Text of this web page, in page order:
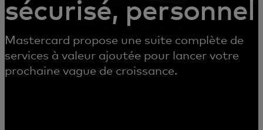
sécurisé, personnel
Mastercard propose une suite complète de
services à valeur ajoutée pour lancer votre
prochaine vague de croissance.